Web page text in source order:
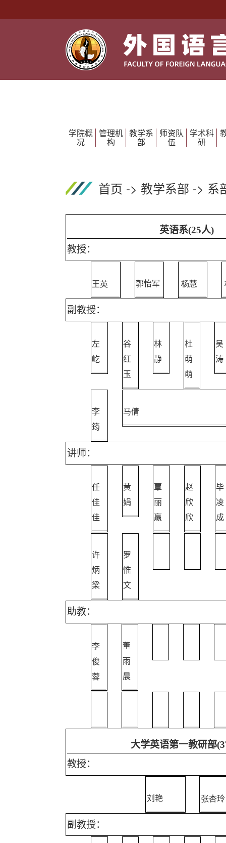
学院概
况
管理机
构
教学系
部
师资队
伍
学术科
研
首页 -> 教学系部 -> 系
英语系(25人)
教授：
王英 郭怡军 杨慧
副教授：
左
屹
谷
红
玉
林
静
杜
萌
萌
吴
涛
李
筠
马倩
讲师：
任
佳
佳
黄
娟
覃
丽
赢
赵
欣
欣
毕
凌
成
许
炳
梁
罗
惟
文
助教：
李
俊
蓉
董
雨
晨
大学英语第一教研部
教授：
刘艳 张杏玲
副教授：